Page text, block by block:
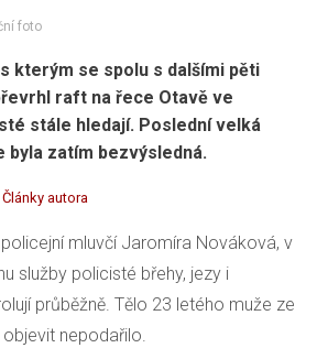
foto
kterým se spolu s dalšími pěti
raft na řece Otavě ve
stále hledají. Poslední velká
byla zatím bezvýsledná.
Články autora
mluvčí Jaromíra Nováková, v
služby policisté břehy, jezy i
průběžně. Tělo 23 letého muže ze
nepodařilo.